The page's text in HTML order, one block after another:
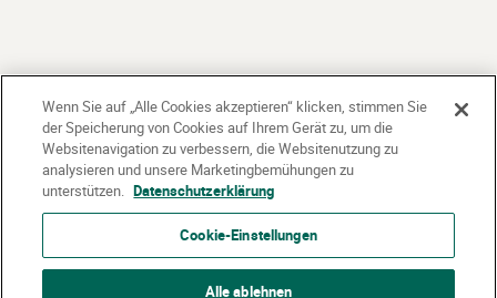
Wenn Sie auf „Alle Cookies akzeptieren“ klicken, stimmen Sie
der Speicherung von Cookies auf Ihrem Gerät zu, um die
Websitenavigation zu verbessern, die Websitenutzung zu
analysieren und unsere Marketingbemühungen zu
unterstützen. Datenschutzerklärung
Cookie-Einstellungen
Alle ablehnen